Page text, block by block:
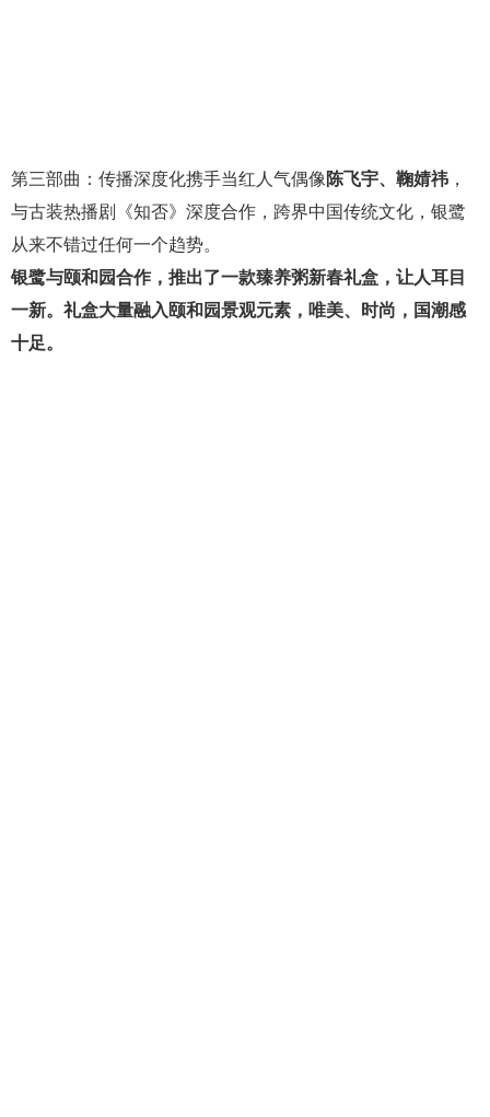
第三部曲：传播深度化携手当红人气偶像陈飞宇、鞠婧祎 ，
与古装热播剧《知否》深度合作，跨界中国传统文化，银鹭
从来不错过任何一个趋势。
银鹭与颐和园合作，推出了一款臻养粥新春礼盒，让人耳目
一新。礼盒大量融入颐和园景观元素，唯美、时尚，国潮感
十足。